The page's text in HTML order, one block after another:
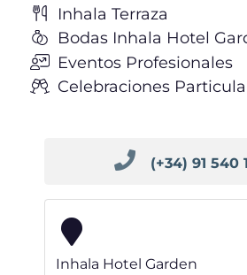
Inhala Terraza
Bodas Inhala Hotel
Eventos Profesionales
Celebraciones
(+34) 91 540
Inhala Hotel Garden